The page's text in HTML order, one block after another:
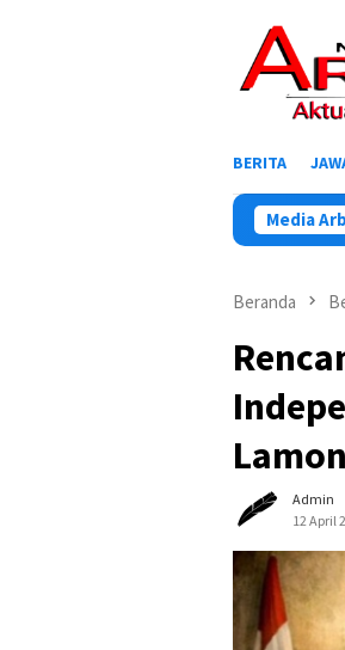
BERITA
Media
Beranda
Admin
12 April